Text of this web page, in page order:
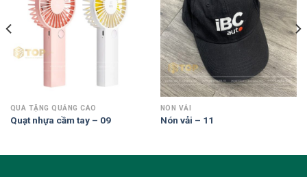
QUÀ TẶNG QUẢNG CÁO
Quạt nhựa cầm tay – 09
NÓN VẢI
Nón vải – 11